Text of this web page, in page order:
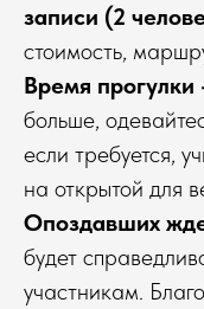
записи (2
стоимость,
Время прогулки
больше,
если требуется,
на открытой для
Опоздавших
будет
участникам.